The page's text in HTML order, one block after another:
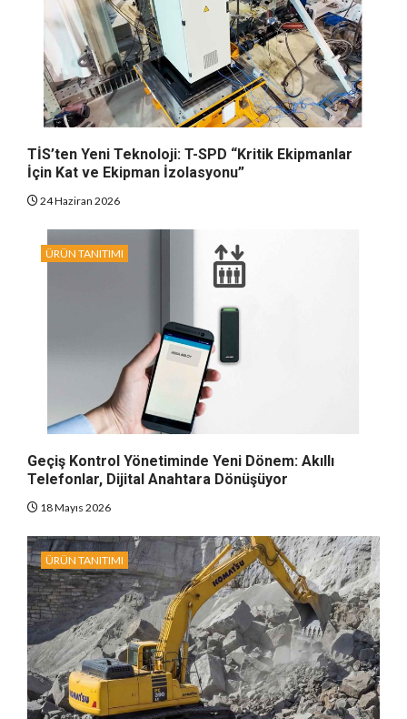
TİS’ten Yeni Teknoloji: T-SPD “Kritik Ekipmanlar
İçin Kat ve Ekipman İzolasyonu”
24 Haziran 2026
ÜRÜN TANITIMI
Geçiş Kontrol Yönetiminde Yeni Dönem: Akıllı
Telefonlar, Dijital Anahtara Dönüşüyor
18 Mayıs 2026
ÜRÜN TANITIMI